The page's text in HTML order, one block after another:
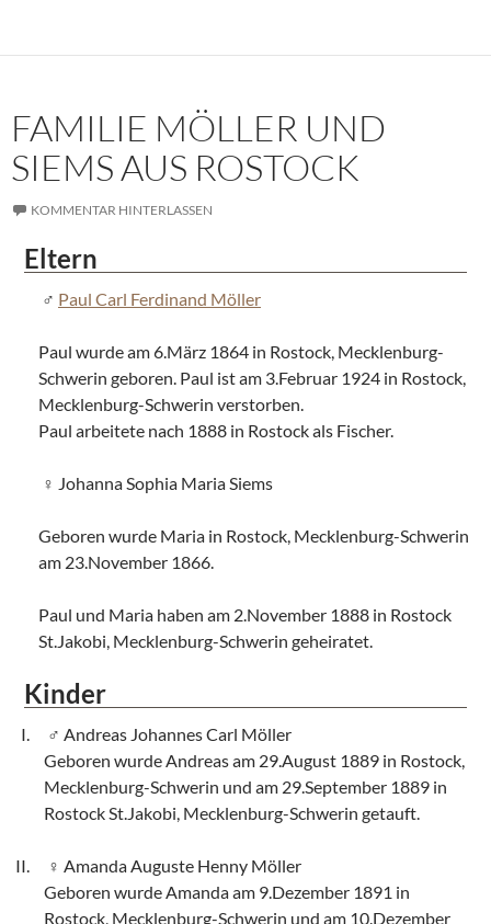
FAMILIE MÖLLER UND
SIEMS AUS ROSTOCK
KOMMENTAR HINTERLASSEN
Eltern
Paul Carl Ferdinand Möller
Paul wurde am 6.März 1864 in Rostock, Mecklenburg-
Schwerin geboren. Paul ist am 3.Februar 1924 in Rostock,
Mecklenburg-Schwerin verstorben.
Paul arbeitete nach 1888 in Rostock als Fischer.
Johanna Sophia Maria Siems
Geboren wurde Maria in Rostock, Mecklenburg-Schwerin
am 23.November 1866.
Paul und Maria haben am 2.November 1888 in Rostock
St.Jakobi, Mecklenburg-Schwerin geheiratet.
Kinder
Andreas Johannes Carl Möller
Geboren wurde Andreas am 29.August 1889 in Rostock,
Mecklenburg-Schwerin und am 29.September 1889 in
Rostock St.Jakobi, Mecklenburg-Schwerin getauft.
Amanda Auguste Henny Möller
Geboren wurde Amanda am 9.Dezember 1891 in
Rostock, Mecklenburg-Schwerin und am 10.Dezember